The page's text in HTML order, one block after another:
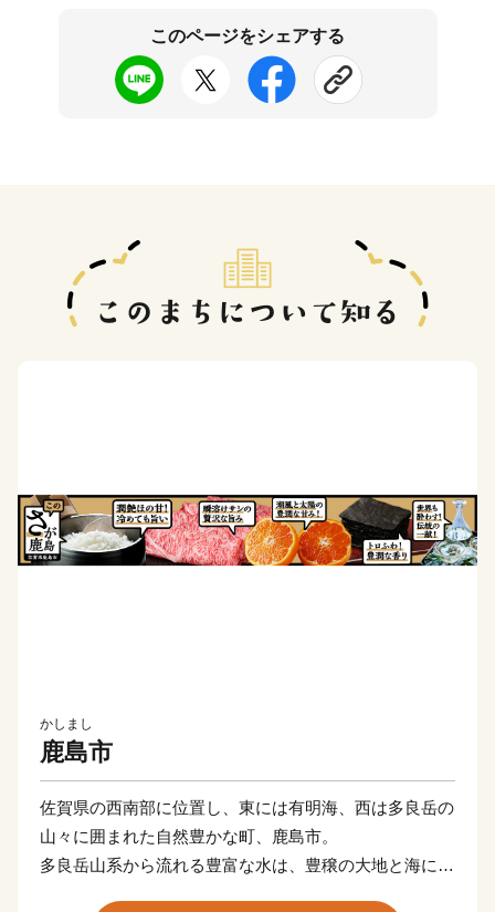
このページをシェアする
かしまし
鹿島市
佐賀県の西南部に位置し、東には有明海、西は多良岳の
山々に囲まれた自然豊かな町、鹿島市。
多良岳山系から流れる豊富な水は、豊穣の大地と海に大